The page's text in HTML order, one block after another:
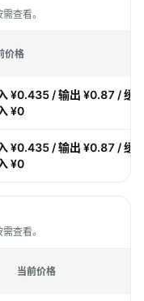
查看。
价格
¥0.435 / 输出 ¥0.87 / 缓
¥0
¥0.435 / 输出 ¥0.87 / 缓
¥0
查看。
当前价格